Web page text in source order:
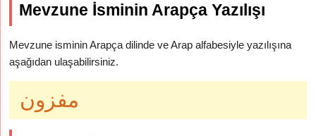
Mevzune İsminin Arapça Yazılışı
Mevzune isminin Arapça dilinde ve Arap alfabesiyle yazılışına
aşağıdan ulaşabilirsiniz.
مفزون